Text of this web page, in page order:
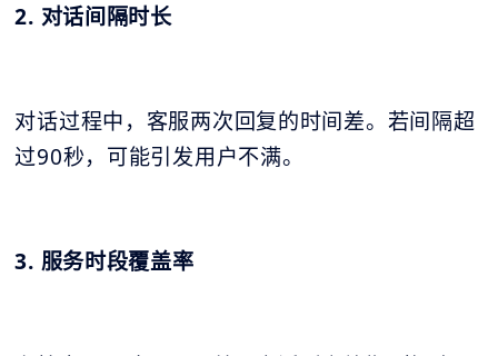
2. 对话间隔时长
对话过程中，客服两次回复的时间差。若间隔超
过90秒，可能引发用户不满。
3. 服务时段覆盖率